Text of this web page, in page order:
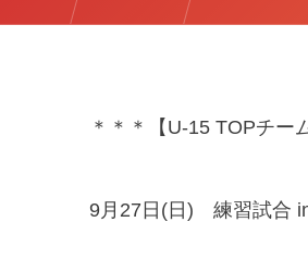
＊＊＊【U-15 TOPチー
9月27日(日) 練習試合